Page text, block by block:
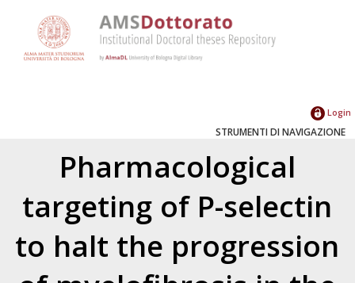
Login
STRUMENTI DI NAVIGAZIONE
Pharmacological
targeting of P-selectin
to halt the progression